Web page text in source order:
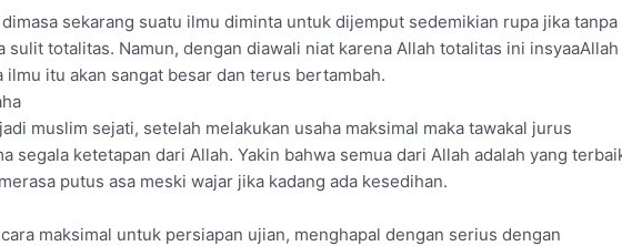
sekarang suatu ilmu diminta untuk dijemput sedemikian rupa jika tanpa
sulit totalitas. Namun, dengan diawali niat karena Allah totalitas ini insyaaAllah
itu akan sangat besar dan terus bertambah.
muslim sejati, setelah melakukan usaha maksimal maka tawakal jurus
segala ketetapan dari Allah. Yakin bahwa semua dari Allah adalah yang
putus asa meski wajar jika kadang ada kesedihan.
maksimal untuk persiapan ujian, menghapal dengan serius dengan